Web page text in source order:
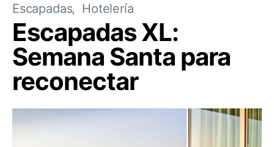
Escapadas Hotelería
Escapadas XL:
Semana Santa para
reconectar